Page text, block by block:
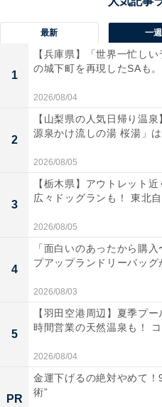
最新 一
1
【兵庫県】「世界一忙し
の城下町を再現したSAも
2026/08/04
2
【山梨県の人気日帰り温
源泉かけ流しの湯 桜湯」
2026/08/05
3
【栃木県】アウトレット
広々ドッグランも！ 東北自
2026/08/05
4
「面白いのあったから購
プアップランドリーバッグ
2026/08/03
5
【羽田空港周辺】夏季プ
時間営業の天然温泉も！ コ
2026/08/04
PR
金運下げるの絶対やめて！
術”